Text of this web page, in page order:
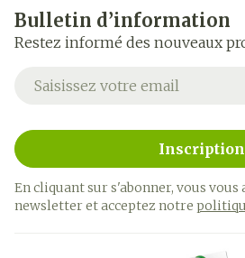
Bulletin d’information
Restez informé des nouveaux
Adresse mail
Inscription
En cliquant sur s'abonner, vous vous
newsletter et acceptez notre